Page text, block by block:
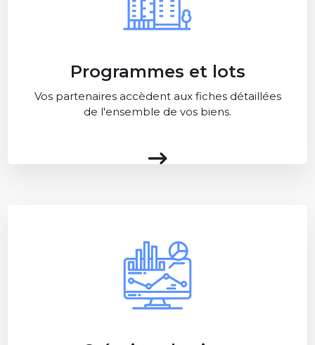
Programmes et lots
Vos partenaires accèdent aux fiches détaillées
de l'ensemble de vos biens.